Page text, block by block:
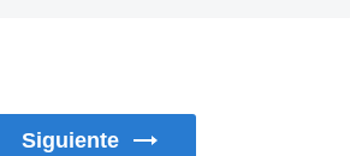
Siguiente